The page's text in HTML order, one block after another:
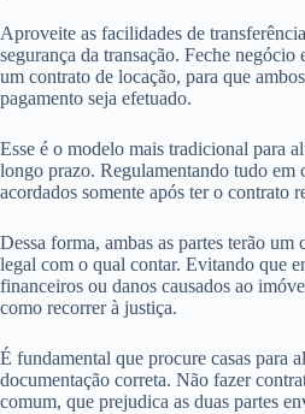
Aproveite as facilidades de
segurança da transação. Feche
um contrato de locação, para que
pagamento seja efetuado.
Esse é o modelo mais tradicional para
longo prazo. Regulamentando tudo em
acordados somente após ter o contrato
Dessa forma, ambas as partes terão
legal com o qual contar. Evitando que
financeiros ou danos causados ao
como recorrer à justiça.
É fundamental que procure casas para
documentação correta. Não fazer
comum, que prejudica as duas partes